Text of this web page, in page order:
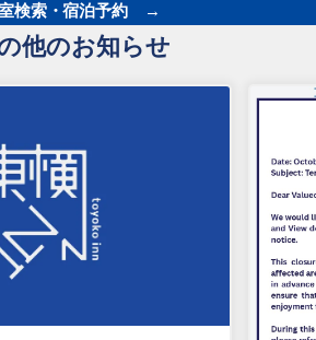
検索・宿泊予約 →
他のお知らせ